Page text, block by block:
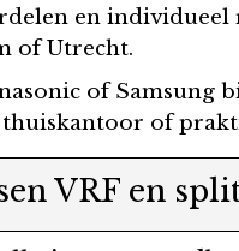
en individueel
of Utrecht.
of Samsung
thuiskantoor of
VRF en